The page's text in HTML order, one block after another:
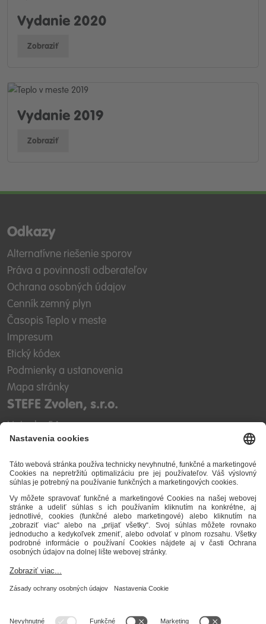
Vydanie 2020
Zobraziť
Vydanie 2019
Zobraziť
Odkazy
Alternatívne riešenie sporov
Práva a povinnosti odberateľov
Ochrana osobných údajov
Cenník zemný plyn
Časopis Teplo v meste
Impresum
Etický kódex
Podmienky a ustanovenia
Mapa stránky
STEFE Zvolen, s.r.o.
Unionka 54
960 01 Zvolen
IČO: 31 612 300
IČ DPH: SK2020478394
DIČ: 2020478394
Sekretariát
+421 45 5248 600
zvolen@stefe.sk